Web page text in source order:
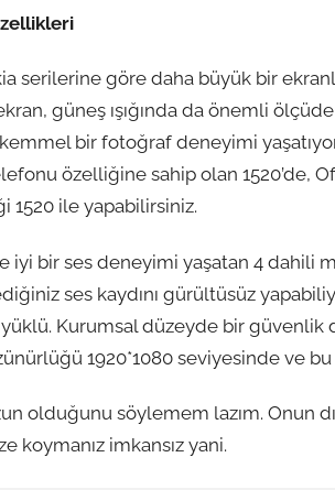
serilerine göre daha büyük bir ekranla
güneş ışığında da önemli
bir fotoğraf deneyimi
özelliğine sahip olan 1520’de,
1520 ile yapabilirsiniz.
iyi bir ses deneyimi yaşatan 4 dahili
ses kaydını gürültüsüz
Kurumsal düzeyde bir güvenlik
1920*1080 seviyesinde ve
olduğunu söylemem lazım. Onun
koymanız imkansız yani.